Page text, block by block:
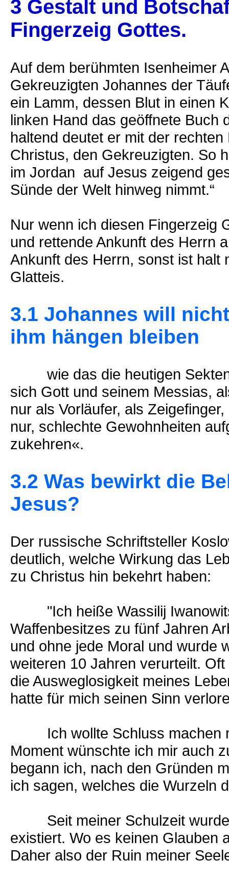
3 Gestalt und
Fingerzeig Gottes.
Auf dem berühmten Isenheimer
Gekreuzigten Johannes der
ein Lamm, dessen Blut in einen
linken Hand das geöffnete Buch
haltend deutet er mit der
Christus, den Gekreuzigten. So
im Jordan auf Jesus zeigend
Sünde der Welt hinweg nimmt.“
Nur wenn ich diesen Fingerzeig
und rettende Ankunft des Herrn
Ankunft des Herrn, sonst ist halt
Glatteis.
3.1 Johannes will
ihm hängen bleiben
wie das die heutigen
sich Gott und seinem Messias,
nur als Vorläufer, als
nur, schlechte Gewohnheiten
zukehren«.
3.2 Was bewirkt die
Jesus?
Der russische Schriftsteller
deutlich, welche Wirkung das
zu Christus hin bekehrt haben:
"Ich heiße Wassilij
Waffenbesitzes zu fünf Jahren
und ohne jede Moral und wurde
weiteren 10 Jahren verurteilt.
die Ausweglosigkeit meines
hatte für mich seinen Sinn
Ich wollte Schluss machen
Moment wünschte ich mir auch
begann ich, nach den Gründen
ich sagen, welches die Wurzeln
Seit meiner Schulzeit wurde
existiert. Wo es keinen Glauben
Daher also der Ruin meiner